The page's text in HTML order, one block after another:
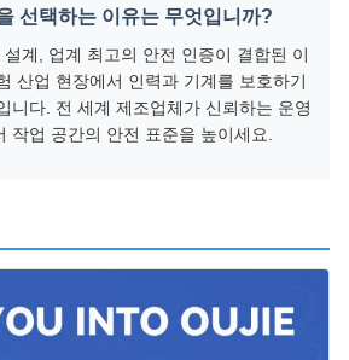
선택하는 이유는 무엇입니까?
계, 업계 최고의 안전 인증이 결합된 이
산업 현장에서 인력과 기계를 보호하기
니다. 전 세계 제조업체가 신뢰하는 운영
작업 공간의 안전 표준을 높이세요.